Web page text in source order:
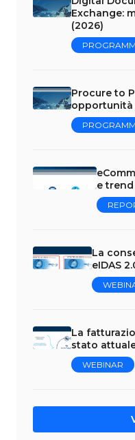
Exchange:
(2026)
Procure to
opportunità
e trend
La
eIDAS
La
stato
WEBINAR